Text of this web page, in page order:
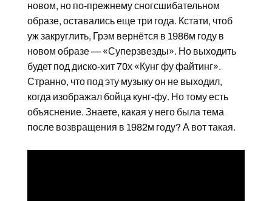
новом, но по-прежнему сногсшибательном
образе, оставались еще три года. Кстати, чтоб
уж закруглить, Грэм вернётся в 1986м году в
новом образе — «Суперзвезды». Но выходить
будет под диско-хит 70х «Кунг фу файтинг».
Странно, что под эту музыку он не выходил,
когда изображал бойца кунг-фу. Но тому есть
объяснение. Знаете, какая у него была тема
после возвращения в 1982м году? А вот такая.